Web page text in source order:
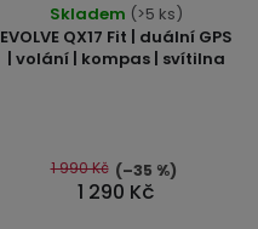
EVOLVE QX17 Fit | duální GPS
| volání | kompas | svítilna
Skladem (>5 ks)
1 290 Kč
1 990 Kč (–35 %)